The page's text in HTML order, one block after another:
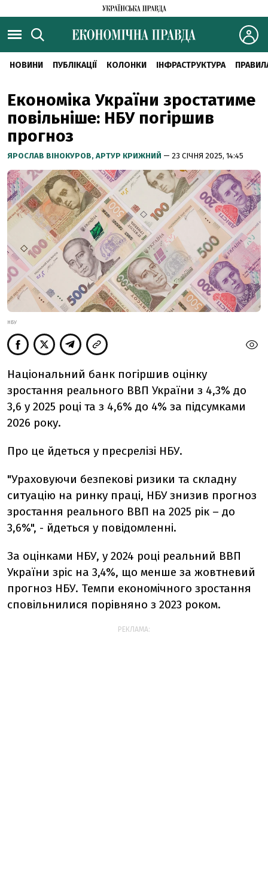
НОВИНИ ПУБЛІКАЦІЇ КОЛОНКИ ІНФРАСТРУКТУРА
Економіка України зростатиме
повільніше: НБУ погіршив
прогноз
ЯРОСЛАВ ВІНОКУРОВ, АРТУР КРИЖНИЙ — 23 СІЧНЯ 2025, 14:45
НБУ
Національний банк погіршив оцінку
зростання реального ВВП України з 4,3% до
3,6 у 2025 році та з 4,6% до 4% за підсумками
2026 року.
Про це йдеться у пресрелізі НБУ.
"Ураховуючи безпекові ризики та складну
ситуацію на ринку праці, НБУ знизив прогноз
зростання реального ВВП на 2025 рік – до
3,6%", - йдеться у повідомленні.
За оцінками НБУ, у 2024 році реальний ВВП
України зріс на 3,4%, що менше за жовтневий
прогноз НБУ. Темпи економічного зростання
сповільнилися порівняно з 2023 роком.
РЕКЛАМА: